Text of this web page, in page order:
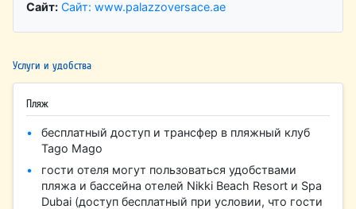
Сайт: Сайт: www.palazzoversace.ae
Услуги и удобства
Пляж
бесплатный доступ и трансфер в пляжный клуб
Tago Mago
гости отеля могут пользоваться удобствами
пляжа и бассейна отелей Nikki Beach Resort и Spa
Dubai (доступ бесплатный при условии, что гости